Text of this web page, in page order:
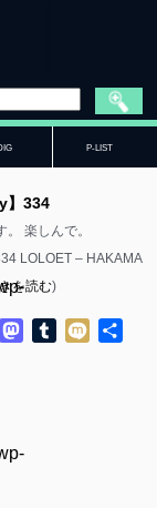
P-LIST
】334
楽しんで。
LOLOET – HAKAMA
を読む)
ThreadsMastodon
Tumblr
Mixi